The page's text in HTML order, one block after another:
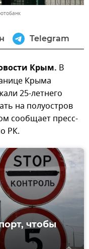
Telegram
Крым. В
Крыма
25-летнего
на полуостров
сообщает пресс-
РК.
чтобы